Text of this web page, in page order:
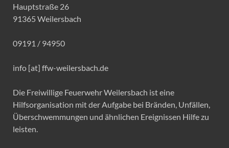
Hauptstraße 26
91365 Weilersbach
09191 / 94950
info [at] ffw-weilersbach.de
Die Freiwillige Feuerwehr Weilersbach ist eine
Hilfsorganisation mit der Aufgabe bei Bränden, Unfällen,
Überschwemmungen und ähnlichen Ereignissen Hilfe zu
leisten.